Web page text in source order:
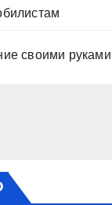
своими руками